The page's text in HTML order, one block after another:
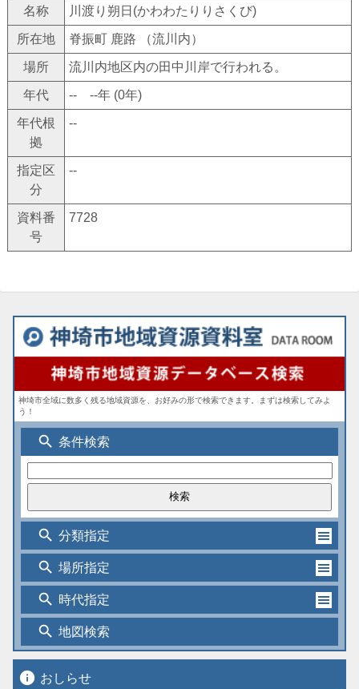
名称 川渡り朔日(かわわたりりさくび)
所在地 脊振町 鹿路 （流川内）
場所 流川内地区内の田中川岸で行われる。
年代 -- --年 (0年)
年代根
拠
--
指定区
分
--
資料番
号
7728
神埼市全域に数多く残る地域資源を、お好みの形で検索できます。まずは検索してみよ
う！
search 条件検索
search 分類指定
search 場所指定
search 時代指定
search 地図検索
info おしらせ